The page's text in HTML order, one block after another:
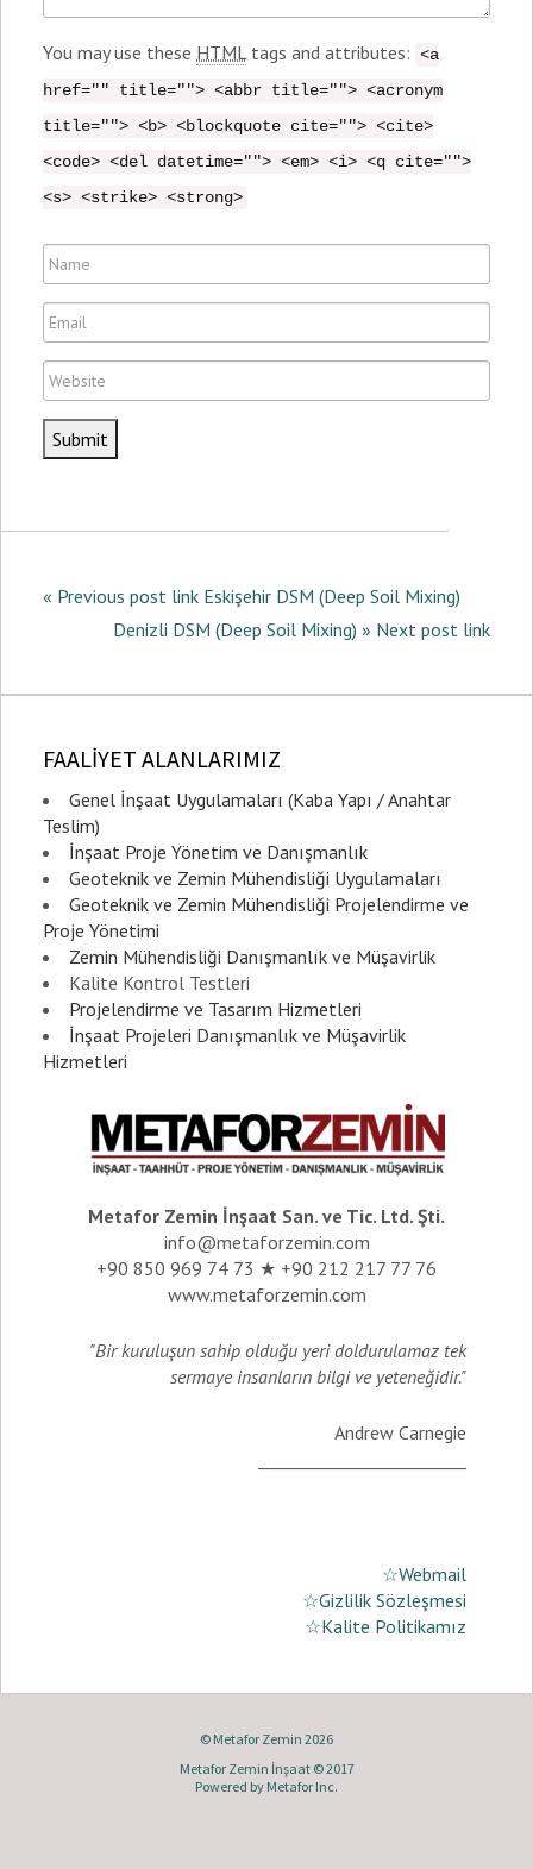
You may use these HTMLtags and attributes: <a
href="" title=""> <abbr title=""> <acronym
title=""> <b> <blockquote cite=""> <cite>
<code> <del datetime=""> <em> <i> <q cite="">
<s> <strike> <strong>
« Previous post link Eskişehir DSM (Deep Soil Mixing)
Denizli DSM (Deep Soil Mixing) » Next post link
FAALİYET ALANLARIMIZ
Genel İnşaat Uygulamaları (Kaba Yapı / Anahtar
Teslim)
İnşaat Proje Yönetim ve Danışmanlık
Geoteknik ve Zemin Mühendisliği Uygulamaları
Geoteknik ve Zemin Mühendisliği Projelendirme ve
Proje Yönetimi
Zemin Mühendisliği Danışmanlık ve Müşavirlik
Kalite Kontrol Testleri
Projelendirme ve Tasarım Hizmetleri
İnşaat Projeleri Danışmanlık ve Müşavirlik
Hizmetleri
Metafor Zemin İnşaat San. ve Tic. Ltd. Şti.
info@metaforzemin.com
+90 850 969 74 73 ★ +90 212 217 77 76
www.metaforzemin.com
"Bir kuruluşun sahip olduğu yeri doldurulamaz tek
sermaye insanların bilgi ve yeteneğidir."
Andrew Carnegie
☆Webmail
☆Gizlilik Sözleşmesi
☆Kalite Politikamız
© Metafor Zemin 2026
Metafor Zemin İnşaat © 2017
Powered by Metafor Inc.